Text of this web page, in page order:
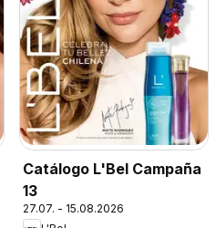
Catálogo L'Bel Campaña
13
27.07. - 15.08.2026